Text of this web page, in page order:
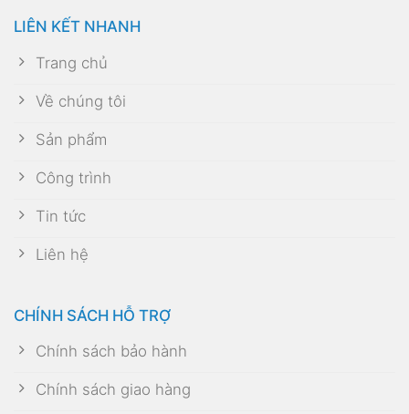
LIÊN KẾT NHANH
Trang chủ
Về chúng tôi
Sản phẩm
Công trình
Tin tức
Liên hệ
CHÍNH SÁCH HỖ TRỢ
Chính sách bảo hành
Chính sách giao hàng